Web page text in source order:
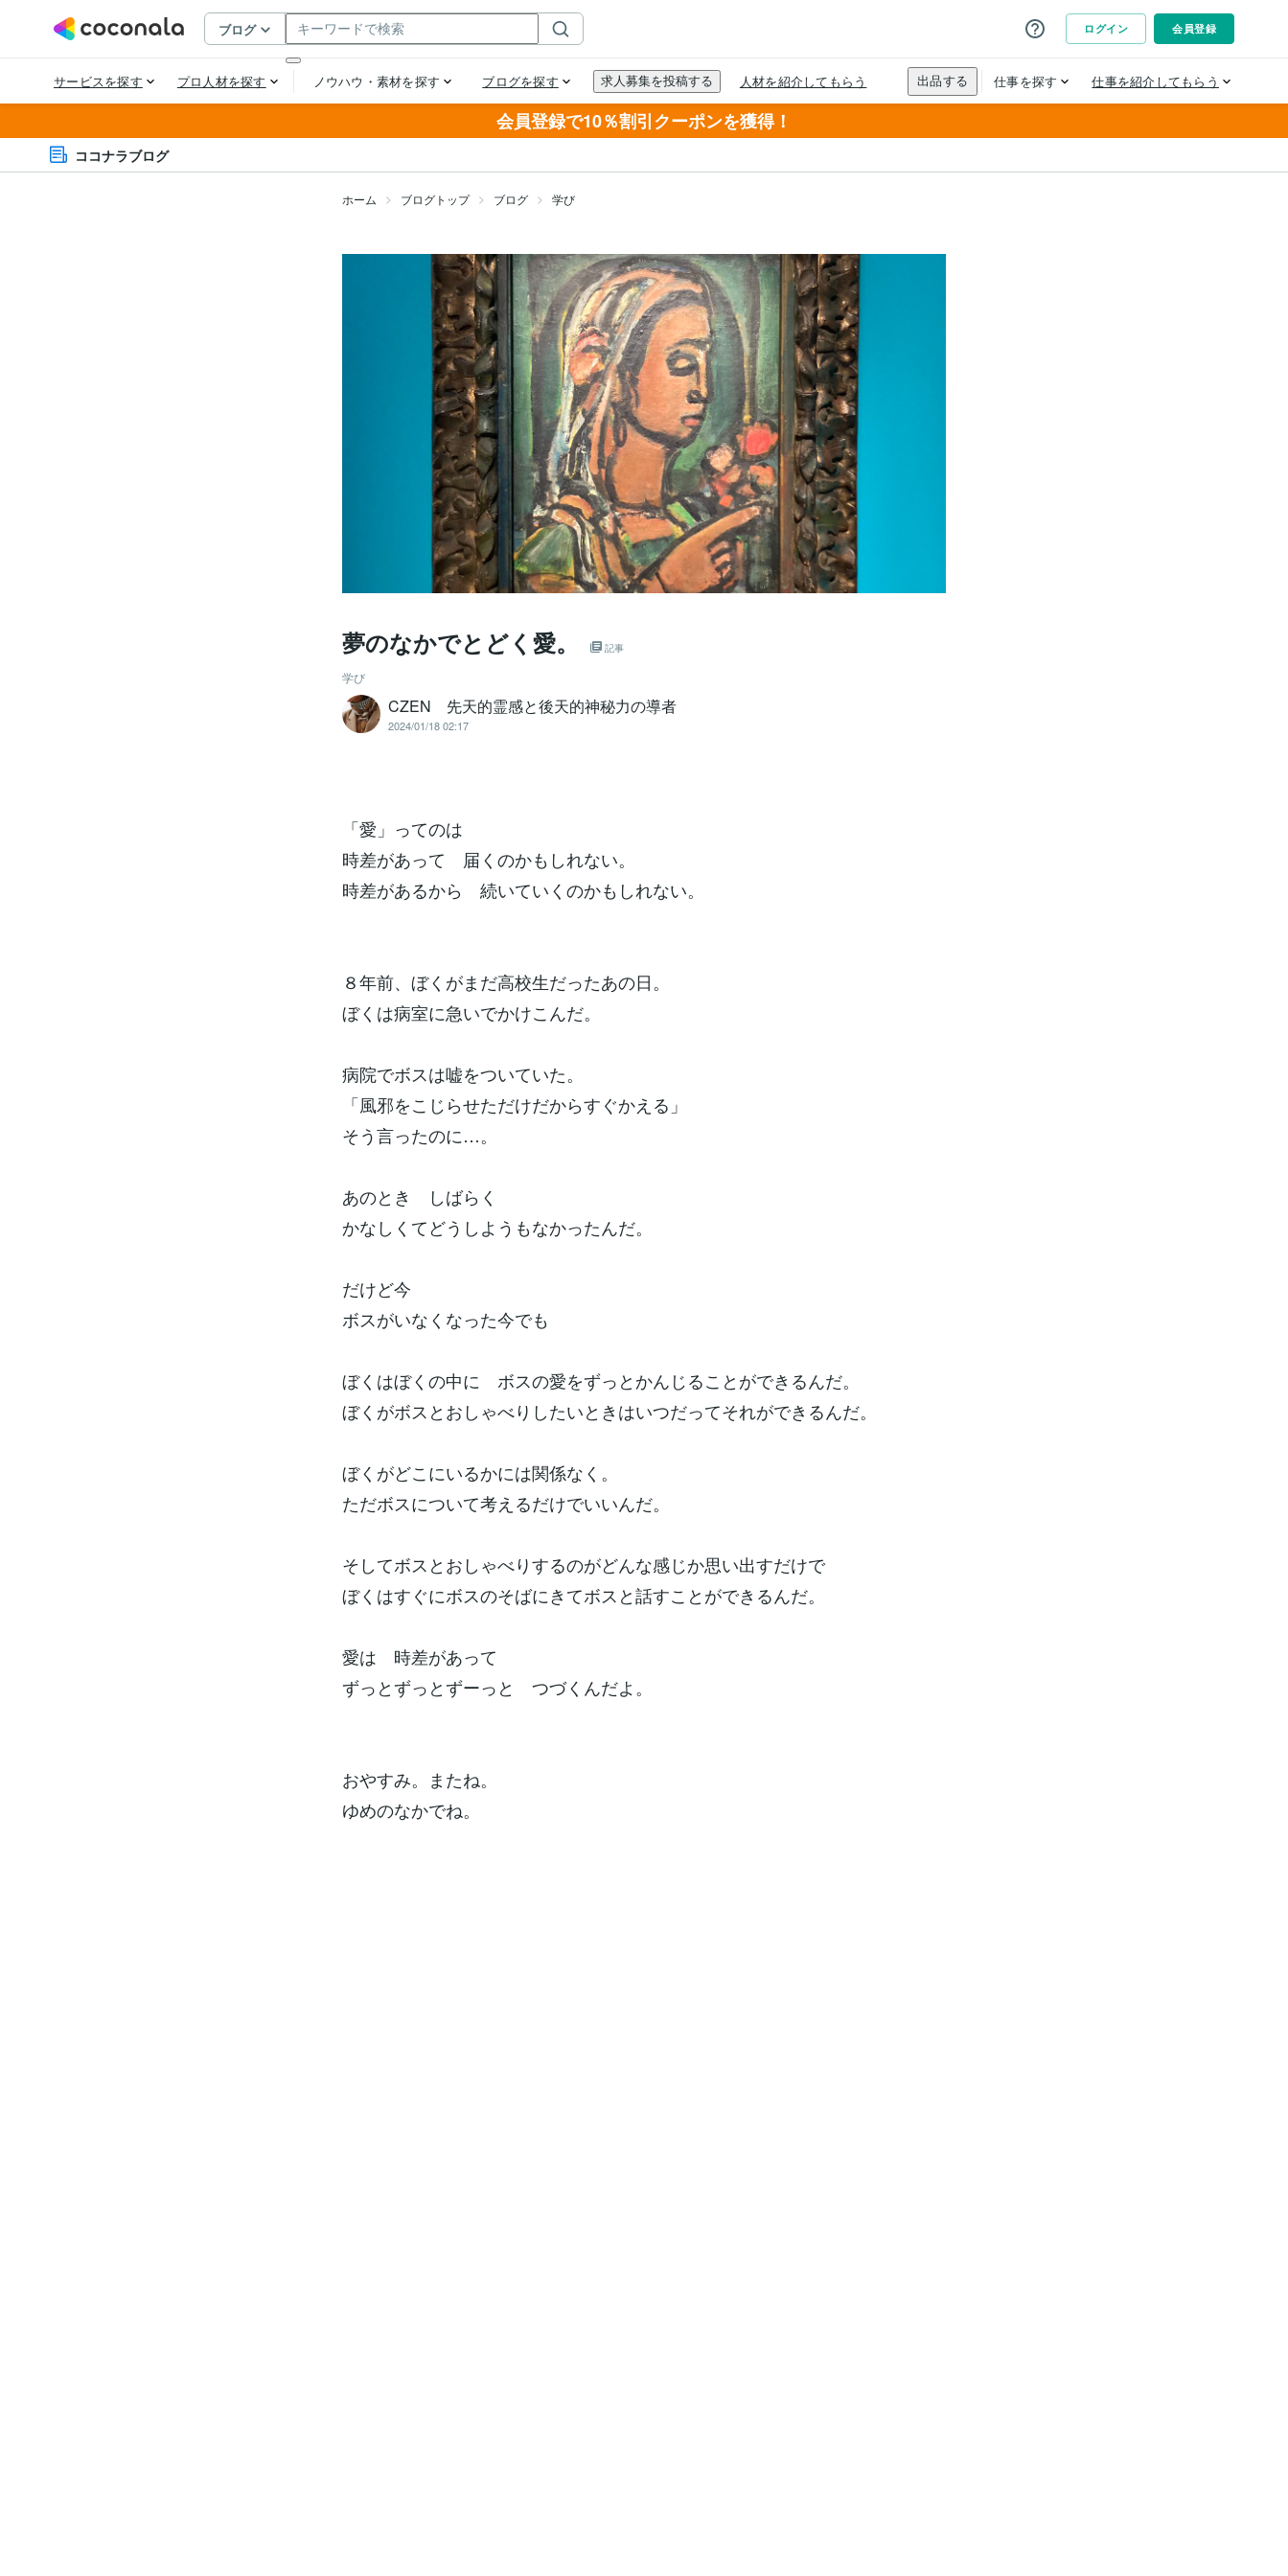
会員登録で10％割引クーポンを獲得！
ココナラブログ
ホーム ブログトップ ブログ 学び
夢のなかでとどく愛。 記事
学び
CZEN 先天的霊感と後天的神秘力の導者
2024/01/18 02:17
「愛」ってのは
時差があって 届くのかもしれない。
時差があるから 続いていくのかもしれない。
８年前、ぼくがまだ高校生だったあの日。
ぼくは病室に急いでかけこんだ。
病院でボスは嘘をついていた。
「風邪をこじらせただけだからすぐかえる」
そう言ったのに…。
あのとき しばらく
かなしくてどうしようもなかったんだ。
だけど今
ボスがいなくなった今でも
ぼくはぼくの中に ボスの愛をずっとかんじることができるんだ。
ぼくがボスとおしゃべりしたいときはいつだってそれができるんだ。
ぼくがどこにいるかには関係なく。
ただボスについて考えるだけでいいんだ。
そしてボスとおしゃべりするのがどんな感じか思い出すだけで
ぼくはすぐにボスのそばにきてボスと話すことができるんだ。
愛は 時差があって
ずっとずっとずーっと つづくんだよ。
おやすみ。またね。
ゆめのなかでね。